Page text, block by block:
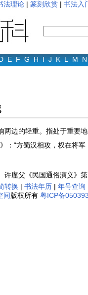
法理论 | 篆刻欣赏 | 书法入
E F G H I J K L M N
两边的轻重。指处于重要
：“方蜀汉相攻，权在将
许廑父《民国通俗演义》第
转换 | 书法年历 | 年号查询
间版权所有 粤ICP备